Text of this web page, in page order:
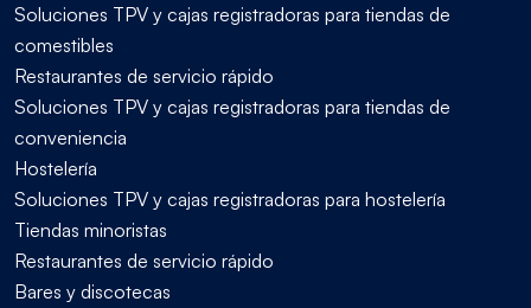
Soluciones TPV y cajas registradoras para tiendas de
comestibles
Restaurantes de servicio rápido
Soluciones TPV y cajas registradoras para tiendas de
conveniencia
Hostelería
Soluciones TPV y cajas registradoras para hostelería
Tiendas minoristas
Restaurantes de servicio rápido
Bares y discotecas